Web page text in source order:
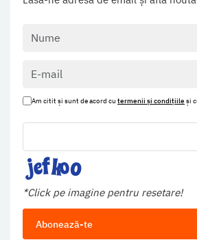
Am citit și sunt de acord cu termenii și condițiileși
*Click pe imagine pentru resetare!
Abonează-te